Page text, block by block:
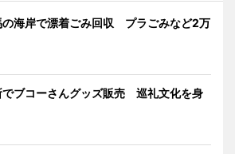
の海岸で漂着ごみ回収 プラごみなど2万
でブコーさんグッズ販売 巡礼文化を身